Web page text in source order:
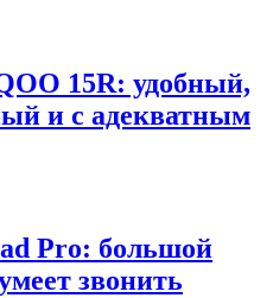
15R: удобный,
и с адекватным
Pro: большой
звонить